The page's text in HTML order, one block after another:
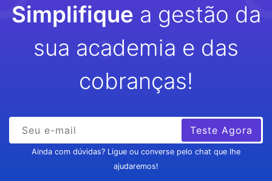
Simplifique a gestão da
sua academia e das
cobranças!
Teste Agora
Ainda com dúvidas? Ligue ou converse pelo chat que lhe
ajudaremos!